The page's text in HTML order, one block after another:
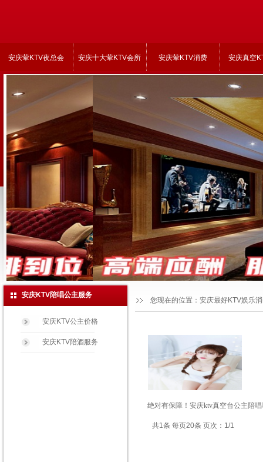
安庆荤KTV夜总会 安庆十大荤KTV会所 安庆荤KTV消费 安庆真空
您现在的位置： 安庆最好KTV娱乐
安庆KTV陪唱公主服务
安庆KTV公主价格
安庆KTV陪酒服务
绝对有保障！安庆ktv真空台公主陪
共1条 每页20条 页次：1/1